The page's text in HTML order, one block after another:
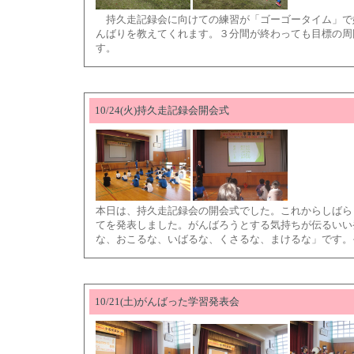
持久走記録会に向けての練習が「ゴーゴータイム」
んばりを教えてくれます。３分間が終わっても目標の
す。
10/24(火)持久走記録会開会式
本日は、持久走記録会の開会式でした。これからしば
てを発表しました。がんばろうとする気持ちが伝るい
な、おこるな、いばるな、くさるな、まけるな」です
10/21(土)がんばった学習発表会